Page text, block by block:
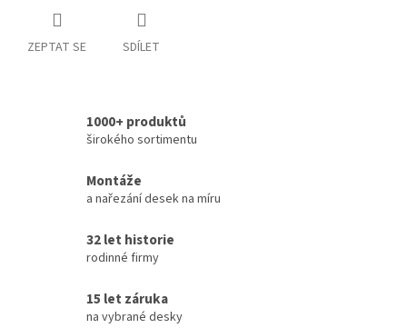
ZEPTAT SE SDÍLET
1000+ produktů
širokého sortimentu
Montáže
a nařezání desek na míru
32 let historie
rodinné firmy
15 let záruka
na vybrané desky